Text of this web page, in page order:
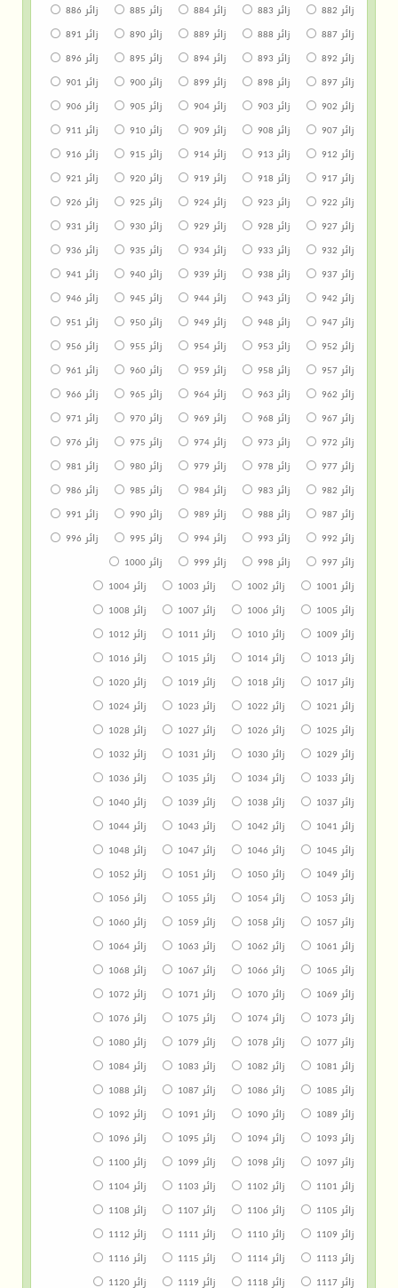
زائر 882
زائر 883 زائر 884 زائر 885
زائر 886
زائر 887
زائر 888 زائر 889 زائر 890
زائر 891
زائر 892
زائر 893 زائر 894 زائر 895
زائر 896
زائر 897
زائر 898 زائر 899 زائر 900
زائر 901
زائر 902
زائر 903 زائر 904 زائر 905
زائر 906
زائر 907
زائر 908 زائر 909 زائر 910
زائر 911
زائر 912
زائر 913 زائر 914 زائر 915
زائر 916
زائر 917
زائر 918 زائر 919 زائر 920
زائر 921
زائر 922
زائر 923 زائر 924 زائر 925
زائر 926
زائر 927
زائر 928 زائر 929 زائر 930
زائر 931
زائر 932
زائر 933 زائر 934 زائر 935
زائر 936
زائر 937
زائر 938 زائر 939 زائر 940
زائر 941
زائر 942
زائر 943 زائر 944 زائر 945
زائر 946
زائر 947
زائر 948 زائر 949 زائر 950
زائر 951
زائر 952
زائر 953 زائر 954 زائر 955
زائر 956
زائر 957
زائر 958 زائر 959 زائر 960
زائر 961
زائر 962
زائر 963 زائر 964 زائر 965
زائر 966
زائر 967
زائر 968 زائر 969 زائر 970
زائر 971
زائر 972
زائر 973 زائر 974 زائر 975
زائر 976
زائر 977
زائر 978 زائر 979 زائر 980
زائر 981
زائر 982
زائر 983 زائر 984 زائر 985
زائر 986
زائر 987
زائر 988 زائر 989 زائر 990
زائر 991
زائر 992
زائر 993 زائر 994 زائر 995
زائر 996
زائر 997
زائر 998 زائر 999
زائر 1000
زائر 1001
زائر 1002 زائر 1003
زائر 1004
زائر 1005
زائر 1006 زائر 1007
زائر 1008
زائر 1009
زائر 1010 زائر 1011
زائر 1012
زائر 1013
زائر 1014 زائر 1015
زائر 1016
زائر 1017
زائر 1018 زائر 1019
زائر 1020
زائر 1021
زائر 1022 زائر 1023
زائر 1024
زائر 1025
زائر 1026 زائر 1027
زائر 1028
زائر 1029
زائر 1030 زائر 1031
زائر 1032
زائر 1033
زائر 1034 زائر 1035
زائر 1036
زائر 1037
زائر 1038 زائر 1039
زائر 1040
زائر 1041
زائر 1042 زائر 1043
زائر 1044
زائر 1045
زائر 1046 زائر 1047
زائر 1048
زائر 1049
زائر 1050 زائر 1051
زائر 1052
زائر 1053
زائر 1054 زائر 1055
زائر 1056
زائر 1057
زائر 1058 زائر 1059
زائر 1060
زائر 1061
زائر 1062 زائر 1063
زائر 1064
زائر 1065
زائر 1066 زائر 1067
زائر 1068
زائر 1069
زائر 1070 زائر 1071
زائر 1072
زائر 1073
زائر 1074 زائر 1075
زائر 1076
زائر 1077
زائر 1078 زائر 1079
زائر 1080
زائر 1081
زائر 1082 زائر 1083
زائر 1084
زائر 1085
زائر 1086 زائر 1087
زائر 1088
زائر 1089
زائر 1090 زائر 1091
زائر 1092
زائر 1093
زائر 1094 زائر 1095
زائر 1096
زائر 1097
زائر 1098 زائر 1099
زائر 1100
زائر 1101
زائر 1102 زائر 1103
زائر 1104
زائر 1105
زائر 1106 زائر 1107
زائر 1108
زائر 1109
زائر 1110 زائر 1111
زائر 1112
زائر 1113
زائر 1114 زائر 1115
زائر 1116
زائر 1117
زائر 1118 زائر 1119
زائر 1120